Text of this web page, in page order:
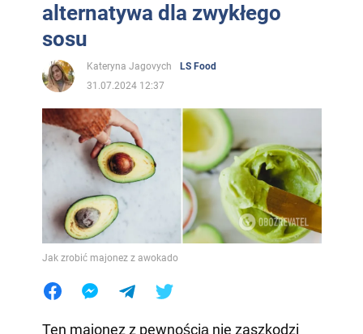
alternatywa dla zwykłego
sosu
Kateryna Jagovych
LS Food
31.07.2024 12:37
Jak zrobić majonez z awokado
Ten majonez z pewnością nie zaszkodzi